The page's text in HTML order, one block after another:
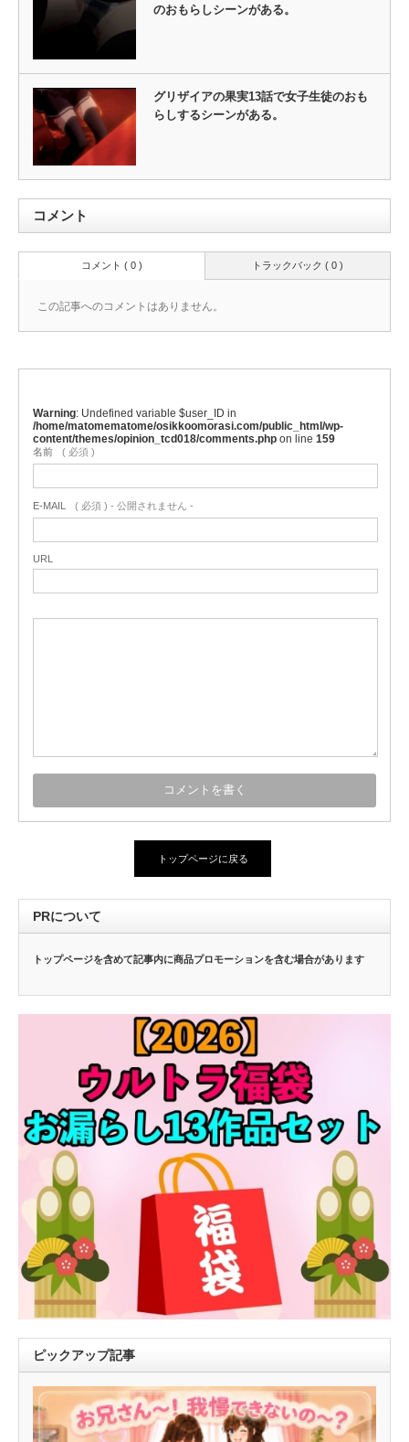
のおもらしシーンがある。
グリザイアの果実13話で女子生徒のおも
らしするシーンがある。
コメント
トラックバック ( 0 )
コメント ( 0 )
この記事へのコメントはありません。
Warning : Undefined variable $user_ID in
/home/matomematome/osikkoomorasi.com/public_html/wp-
content/themes/opinion_tcd018/comments.php on line 159
名前 ( 必須 )
E-MAIL ( 必須 ) - 公開されません -
URL
トップページに戻る
PRについて
トップページを含めて記事内に商品プロモーションを含む場合があります
ピックアップ記事